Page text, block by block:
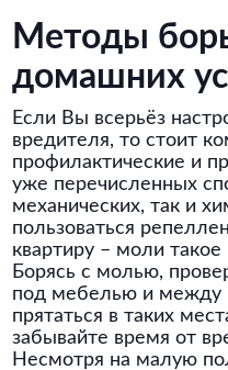
Методы
домашних
Если Вы всерьёз
вредителя, то стоит
профилактические и
уже перечисленных
механических, так и
пользоваться
квартиру – моли
Борясь с молью,
под мебелью и между
прятаться в таких
забывайте время от
Несмотря на малую